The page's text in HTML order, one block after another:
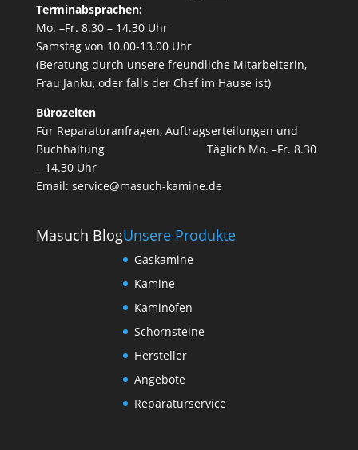
Terminabsprachen:
Mo. –Fr. 8.30 – 14.30 Uhr
Samstag von 10.00-13.00 Uhr
(Beratung durch unsere freundliche Mitarbeiterin,
Frau Janku, oder falls der Chef im Hause ist)
Bürozeiten
Für Reparaturanfragen, Auftragserteilungen und
Buchhaltung Täglich Mo. –Fr. 8.30
– 14.30 Uhr
Email: service@masuch-kamine.de
Masuch BlogUnsere Produkte
Gaskamine
Kamine
Kaminöfen
Schornsteine
Hersteller
Angebote
Reparaturservice